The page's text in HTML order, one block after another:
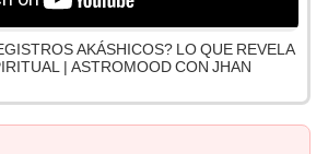
AKÁSHICOS? LO QUE REVELA
| ASTROMOOD CON JHAN